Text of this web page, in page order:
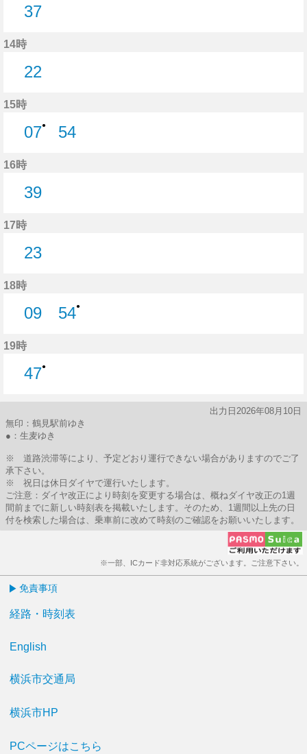
37
14時
22
15時
07●
54
16時
39
17時
23
18時
09
54●
19時
47●
出力日2026年08月10日
無印：鶴見駅前ゆき
●：生麦ゆき
※ 道路渋滞等により、予定どおり運行できない場合がありますのでご了
承下さい。
※ 祝日は休日ダイヤで運行いたします。
ご注意：ダイヤ改正により時刻を変更する場合は、概ねダイヤ改正の1週
間前までに新しい時刻表を掲載いたします。そのため、1週間以上先の日
付を検索した場合は、乗車前に改めて時刻のご確認をお願いいたします。
※一部、ICカード非対応系統がございます。ご注意下さい。
免責事項
経路・時刻表
English
横浜市交通局
横浜市HP
PCページはこちら